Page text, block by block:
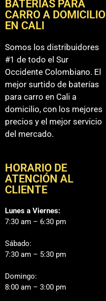
BATERÍAS PARA
CARRO A DOMICILIO
EN CALI
Somos los distribuidores
#1 de todo el Sur
Occidente Colombiano. El
mejor surtido de baterías
para carro en Cali a
domicilio, con los mejores
precios y el mejor servicio
del mercado.
HORARIO DE
ATENCIÓN AL
CLIENTE
Lunes a Viernes:
7:30 am – 6:30 pm
Sábado:
7:30 am – 5:30 pm
Domingo:
8:00 am – 3:00 pm